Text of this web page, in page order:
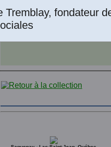
Voir la sous-collection,
dans la collection: Les
Tremblay, fondateur